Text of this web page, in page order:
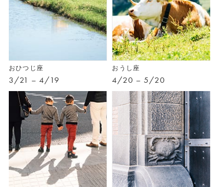
おひつじ座
3/21 – 4/19
おうし座
4/20 – 5/20